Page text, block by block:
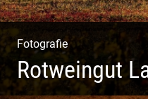
Fotografie
Rotweingut